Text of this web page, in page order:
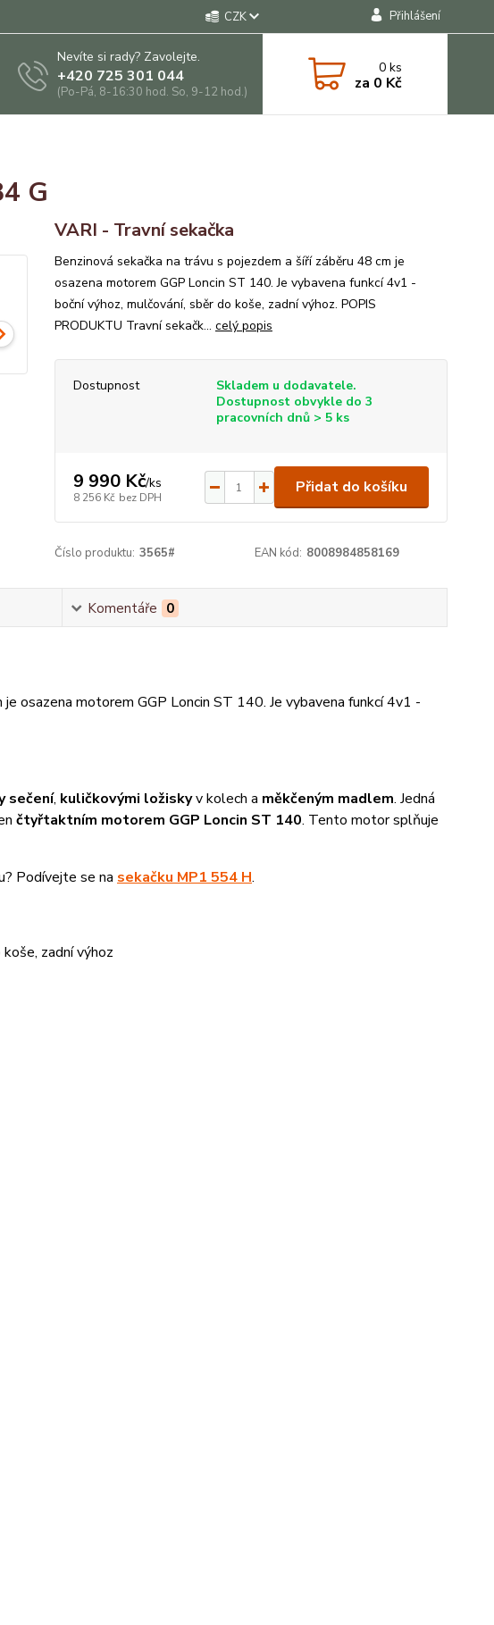
CZK Přihlášení
Nevíte si rady? Zavolejte.
+420 725 301 044
(Po-Pá, 8-16:30 hod. So, 9-12 hod.)
0ks
za 0 Kč
G
VARI - Travní sekačka
Benzinová sekačka na trávu s pojezdem a šíří záběru 48 cm je
osazena motorem GGP Loncin ST 140. Je vybavena funkcí 4v1 -
boční výhoz, mulčování, sběr do koše, zadní výhoz. POPIS
PRODUKTU Travní sekačk... celý popis
Dostupnost
Skladem u dodavatele.
Dostupnost obvykle do 3
pracovních dnů > 5 ks
9 990 Kč/ks
8 256 Kč bez DPH
Přidat do košíku
Číslo produktu: 3565# EAN kód: 8008984858169
Komentáře 0
osazena motorem GGP Loncin ST 140. Je vybavena funkcí 4v1 -
sečení, kuličkovými ložiskyv kolech a měkčeným madlem. Jedná
čtyřtaktním motorem GGP Loncin ST 140. Tento motor splňuje
Podívejte se na sekačku MP1 554 H.
zadní výhoz